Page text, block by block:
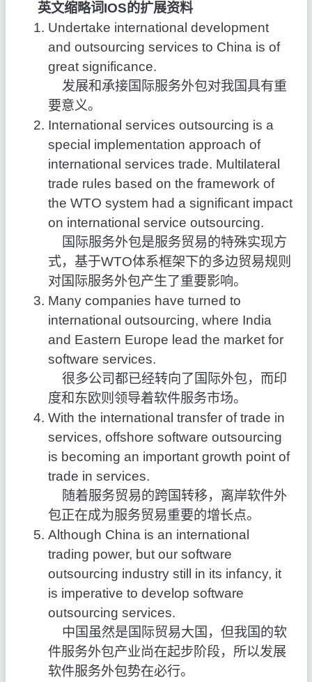
英文缩略词IOS的扩展资料
Undertake international development
and outsourcing services to China is of
great significance.
发展和承接国际服务外包对我国具有重
要意义。
International services outsourcing is a
special implementation approach of
international services trade. Multilateral
trade rules based on the framework of
the WTO system had a significant impact
on international service outsourcing.
国际服务外包是服务贸易的特殊实现方
式，基于WTO体系框架下的多边贸易规则
对国际服务外包产生了重要影响。
Many companies have turned to
international outsourcing, where India
and Eastern Europe lead the market for
software services.
很多公司都已经转向了国际外包，而印
度和东欧则领导着软件服务市场。
With the international transfer of trade in
services, offshore software outsourcing
is becoming an important growth point of
trade in services.
随着服务贸易的跨国转移，离岸软件外
包正在成为服务贸易重要的增长点。
Although China is an international
trading power, but our software
outsourcing industry still in its infancy, it
is imperative to develop software
outsourcing services.
中国虽然是国际贸易大国，但我国的软
件服务外包产业尚在起步阶段，所以发展
软件服务外包势在必行。